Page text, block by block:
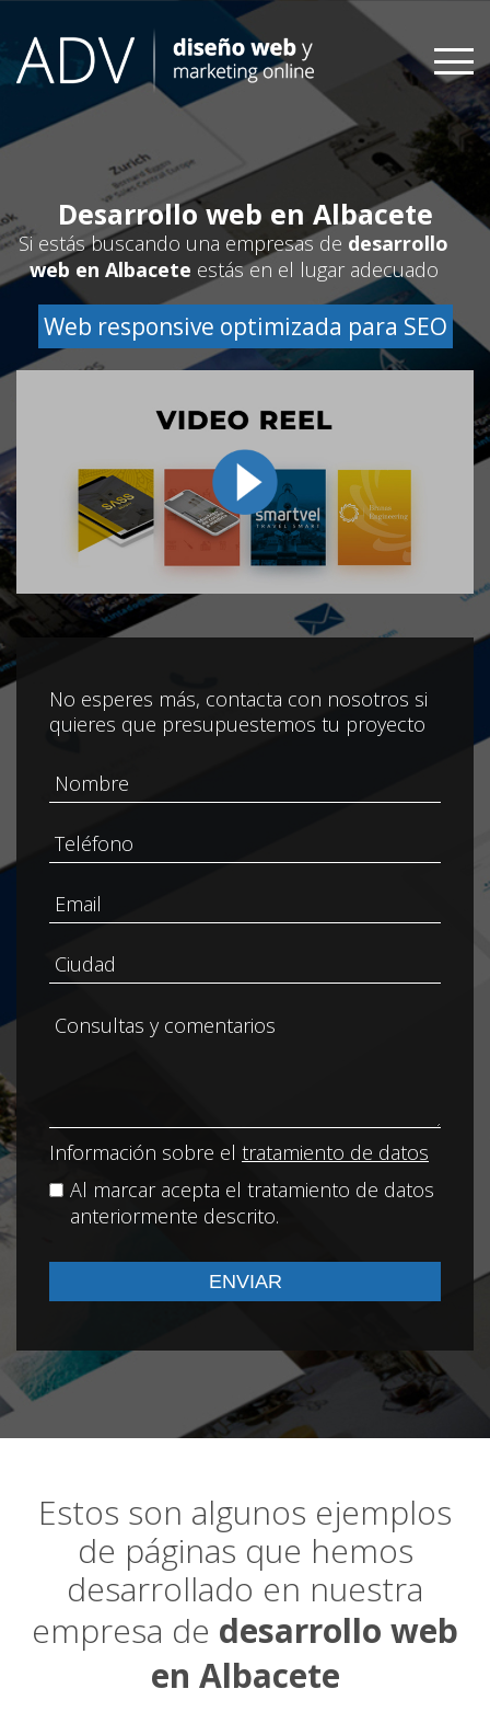
content
Desarrollo web en Albacete
Si estás buscando una empresas de desarrollo
web en Albacete estás en el lugar adecuado
Web responsive optimizada para SEO
No esperes más, contacta con nosotros si
quieres que presupuestemos tu proyecto
Información sobre el tratamiento de datos
Al marcar acepta el tratamiento de datos
anteriormente descrito.
Estos son algunos ejemplos
de páginas que hemos
desarrollado en nuestra
empresa de desarrollo web
en Albacete